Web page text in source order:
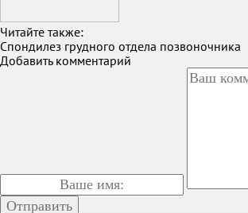
Читайте также:
Спондилез грудного отдела позвоночника
Добавить комментарий